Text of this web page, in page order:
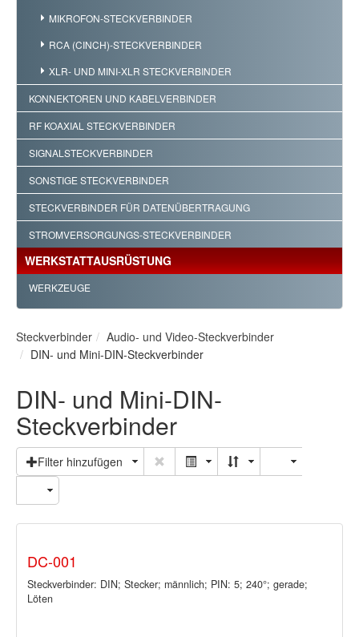
MIKROFON-STECKVERBINDER
RCA (CINCH)-STECKVERBINDER
XLR- UND MINI-XLR STECKVERBINDER
KONNEKTOREN UND KABELVERBINDER
RF KOAXIAL STECKVERBINDER
SIGNALSTECKVERBINDER
SONSTIGE STECKVERBINDER
STECKVERBINDER FÜR DATENÜBERTRAGUNG
STROMVERSORGUNGS-STECKVERBINDER
WERKSTATTAUSRÜSTUNG
WERKZEUGE
Steckverbinder
Audio- und Video-Steckverbinder
DIN- und Mini-DIN-Steckverbinder
DIN- und Mini-DIN-
Steckverbinder
Filter hinzufügen
DC-001
Steckverbinder: DIN; Stecker; männlich; PIN: 5; 240°; gerade;
Löten